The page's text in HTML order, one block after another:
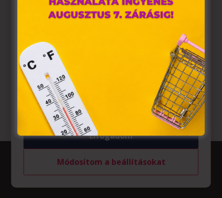
hozzájárulása szükséges.
A „sütiket" az elektronikus hírközlésről szóló 2003. évi C.
törvény, az elektronikus kereskedelmi szolgáltatások, az
információs társadalommal összefüggő szolgáltatások
egyes kérdéseiről szóló 2001. évi CVIII. törvény, valamint
az Európai Unió előírásainak megfelelően használjuk.
Azon weblapoknak, melyek az Európai Unió országain
belül működnek, a „sütik" használatához, és ezeknek a
felhasználó számítógépén vagy egyéb eszközén történő
tárolásához a felhasználók hozzájárulását kell kérniük.
Elfogadom
Módosítom a beállításokat